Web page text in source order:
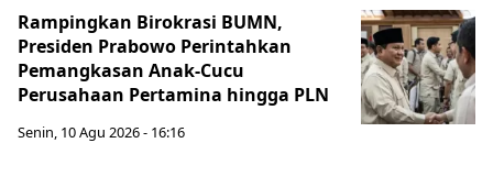
Rampingkan Birokrasi BUMN,
Presiden Prabowo Perintahkan
Pemangkasan Anak-Cucu
Perusahaan Pertamina hingga PLN
Senin, 10 Agu 2026 - 16:16